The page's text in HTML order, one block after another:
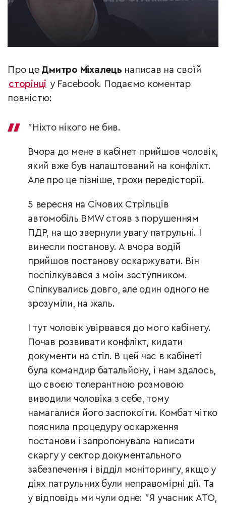
Про це Дмитро Міхалець написав на своїй
сторінці у Facebook. Подаємо коментар
повністю:
"Ніхто нікого не бив.
Вчора до мене в кабінет прийшов чоловік,
який вже був налаштований на конфлікт.
Але про це пізніше, трохи передісторії.
5 вересня на Січових Стрільців
автомобіль BMW стояв з порушенням
ПДР, на що звернули увагу патрульні. І
винесли постанову. А вчора водій
прийшов постанову оскаржувати. Він
поспілкувався з моїм заступником.
Спілкувались довго, але один одного не
зрозуміли, на жаль.
І тут чоловік увірвався до мого кабінету.
Почав розвивати конфлікт, кидати
документи на стіл. В цей час в кабінеті
була командир батальйону, і нам здалось,
що своєю толерантною розмовою
виводили чоловіка з себе, тому
намагалися його заспокоїти. Комбат чітко
пояснила процедуру оскарження
постанови і запропонувала написати
скаргу у сектор документального
забезпечення і відділ моніторингу, якщо у
діях патрульних були неправомірні дії. Та
у відповідь ми чули одне: "Я учасник АТО,